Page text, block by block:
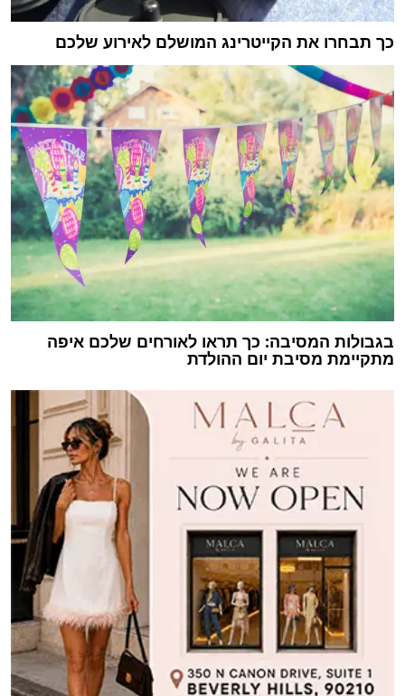
כך תבחרו את הקייטרינג המושלם לאירוע שלכם
בגבולות המסיבה: כך תראו לאורחים שלכם איפה
מתקיימת מסיבת יום ההולדת